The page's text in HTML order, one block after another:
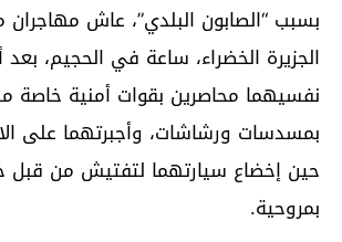
بسبب “الصابون البلدي”، عاش مهاجران
الجزيرة الخضراء، ساعة في الحجيم،
نفسيهما محاصرين بقوات أمنية خاصة
بمسدسات ورشاشات، وأجبرتهما على
حين إخضاع سيارتهما لتفتيش من قبل
بمروحية.